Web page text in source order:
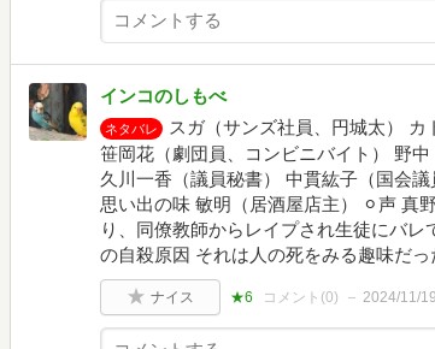
インコのしもべ
ネタバレ
スガ（サンズ社員、円城太）
笹岡花（劇団員、コンビニバイト） 野
久川一香（議員秘書） 中貫紘子（国会
思い出の味 敏明（居酒屋店主） ⚪︎声 真
り、同僚教師からレイプされ生徒にバ
の自殺原因 それは人の死をみる趣味だっ
ナイス ★6 コメント(0) 2024/11/19